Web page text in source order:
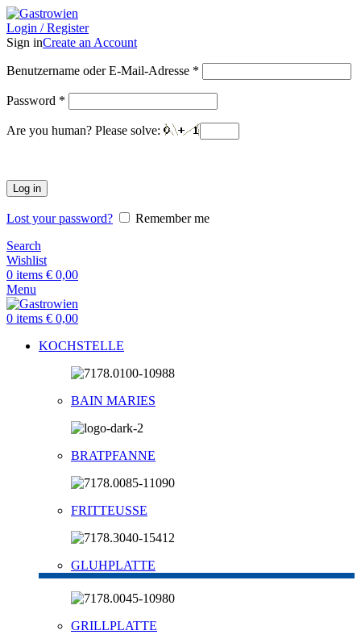
Login / Register
Sign inCreate an Account
Benutzername oder E-Mail-Adresse *
Password *
Are you human? Please solve:
Log in
Lost your password?
Remember me
Search
Wishlist
0 items € 0,00
Menu
0 items € 0,00
KOCHSTELLE
BAIN MARIES
BRATPFANNE
FRITTEUSSE
GLUHPLATTE
GRILLPLATTE